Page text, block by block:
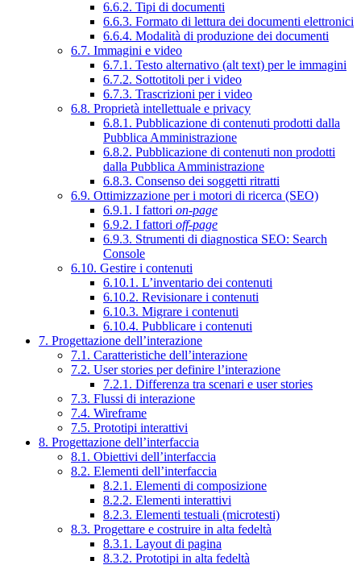
6.6.2. Tipi di documenti
6.6.3. Formato di lettura dei documenti elettronici
6.6.4. Modalità di produzione dei documenti
6.7. Immagini e video
6.7.1. Testo alternativo (alt text) per le immagini
6.7.2. Sottotitoli per i video
6.7.3. Trascrizioni per i video
6.8. Proprietà intellettuale e privacy
6.8.1. Pubblicazione di contenuti prodotti dalla
Pubblica Amministrazione
6.8.2. Pubblicazione di contenuti non prodotti
dalla Pubblica Amministrazione
6.8.3. Consenso dei soggetti ritratti
6.9. Ottimizzazione per i motori di ricerca (SEO)
6.9.1. I fattori on-page
6.9.2. I fattori off-page
6.9.3. Strumenti di diagnostica SEO: Search
Console
6.10. Gestire i contenuti
6.10.1. L’inventario dei contenuti
6.10.2. Revisionare i contenuti
6.10.3. Migrare i contenuti
6.10.4. Pubblicare i contenuti
7. Progettazione dell’interazione
7.1. Caratteristiche dell’interazione
7.2. User stories per definire l’interazione
7.2.1. Differenza tra scenari e user stories
7.3. Flussi di interazione
7.4. Wireframe
7.5. Prototipi interattivi
8. Progettazione dell’interfaccia
8.1. Obiettivi dell’interfaccia
8.2. Elementi dell’interfaccia
8.2.1. Elementi di composizione
8.2.2. Elementi interattivi
8.2.3. Elementi testuali (microtesti)
8.3. Progettare e costruire in alta fedeltà
8.3.1. Layout di pagina
8.3.2. Prototipi in alta fedeltà